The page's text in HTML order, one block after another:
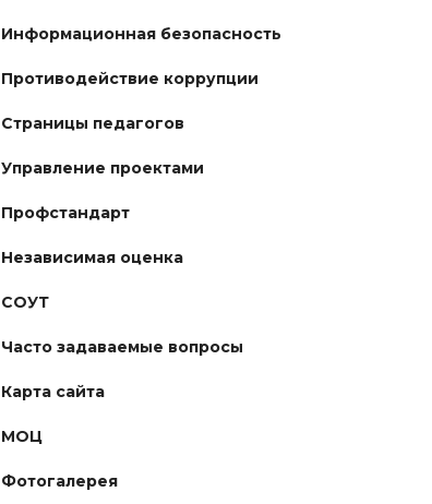
Информационная безопасность
Противодействие коррупции
Страницы педагогов
Управление проектами
Профстандарт
Независимая оценка
СОУТ
Часто задаваемые вопросы
Карта сайта
МОЦ
Фотогалерея